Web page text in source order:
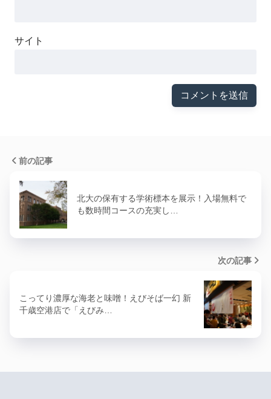
サイト
前の記事
北大の保有する学術標本を展示！入場無料で
も数時間コースの充実し…
次の記事
こってり濃厚な海老と味噌！えびそば一幻 新
千歳空港店で「えびみ…